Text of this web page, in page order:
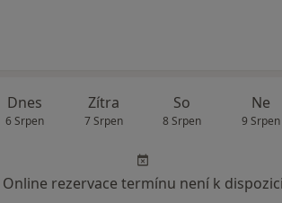
Dnes
6 Srpen
Zítra
7 Srpen
So
8 Srpen
Ne
9 Srpen
Online rezervace termínu není k dispozici